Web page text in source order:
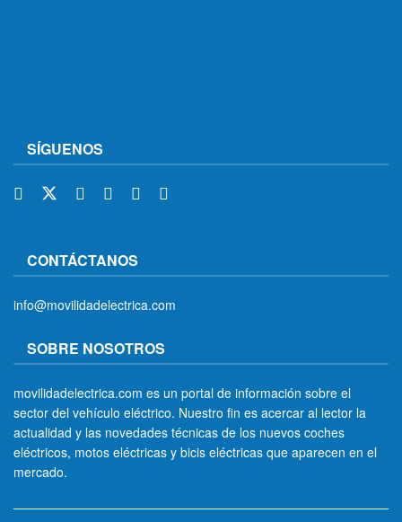
SÍGUENOS
CONTÁCTANOS
info@movilidadelectrica.com
SOBRE NOSOTROS
movilidadelectrica.com es un portal de información sobre el
sector del vehículo eléctrico. Nuestro fin es acercar al lector la
actualidad y las novedades técnicas de los nuevos coches
eléctricos, motos eléctricas y bicis eléctricas que aparecen en el
mercado.